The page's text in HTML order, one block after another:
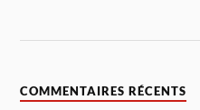
COMMENTAIRES RÉCENTS